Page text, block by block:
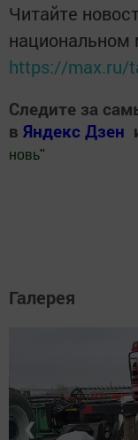
Читайте
https://max.ru/
Следите за
в Яндекс Дзен
новь"
Галерея
❮